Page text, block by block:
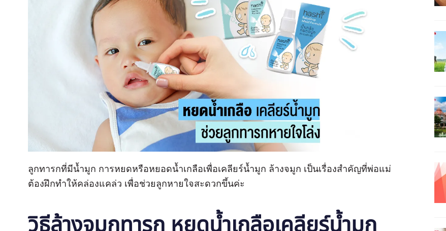
ลูกทารกที่มีน้ำมูก การหยดหรือหยอดน้ำเกลือเพื่อเคลียร์น้ำมูก ล้างจมูก เป็นเรื่องสำคัญที่พ่อแม่
ต้องฝึกทำให้คล่องแคล่ว เพื่อช่วยลูกหายใจสะดวกขึ้นค่ะ